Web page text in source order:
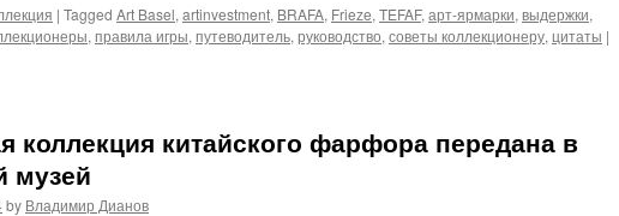
| Tagged Art Basel, artinvestment, BRAFA, Frieze, TEFAF, арт-ярмарки, выдержки,
, правила игры, путеводитель, руководство, советы коллекционеру, цитаты |
коллекция китайского фарфора передана в
музей
by Владимир Дианов